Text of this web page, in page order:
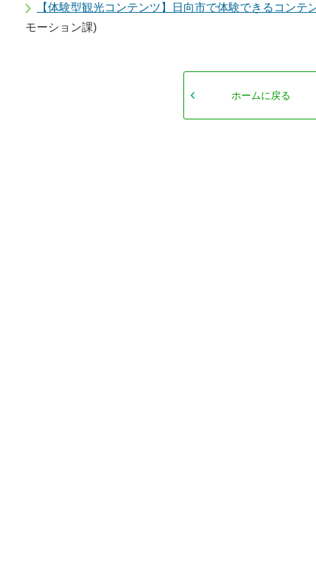
【体験型観光コンテンツ】日向市で体験できるコンテ
モーション課)
ホームに戻る